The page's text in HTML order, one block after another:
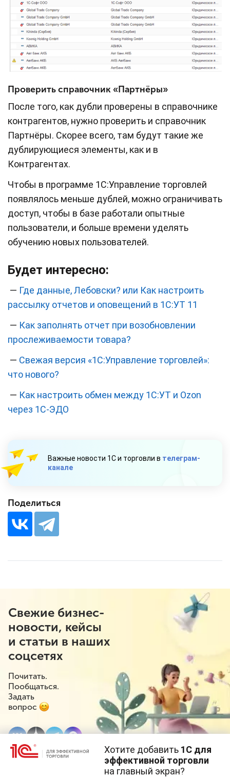
Проверить справочник «Партнёры»
После того, как дубли проверены в справочнике
контрагентов, нужно проверить и справочник
Партнёры. Скорее всего, там будут такие же
дублирующиеся элементы, как и в
Контрагентах.
Чтобы в программе 1С:Управление торговлей
появлялось меньше дублей, можно ограничивать
доступ, чтобы в базе работали опытные
пользователи, и больше времени уделять
обучению новых пользователей.
Будет интересно:
— Где данные, Лебовски? или Как настроить
рассылку отчетов и оповещений в 1С:УТ 11
— Как заполнять отчет при возобновлении
прослеживаемости товара?
— ‎Свежая версия «1С:Управление торговлей»:
что нового?
— Как настроить обмен между 1С:УТ и Ozon
через 1С-ЭДО
Важные новости 1С и торговли в телеграм-
канале
Поделиться
Свежие бизнес-
новости, кейсы
и статьи в наших
соцсетях
Почитать.
Пообщаться.
Задать
вопрос
cookie-файлы (файлы с данными о прошлых
Хотите добавить 1С для
эффективной торговли
на главный экран?